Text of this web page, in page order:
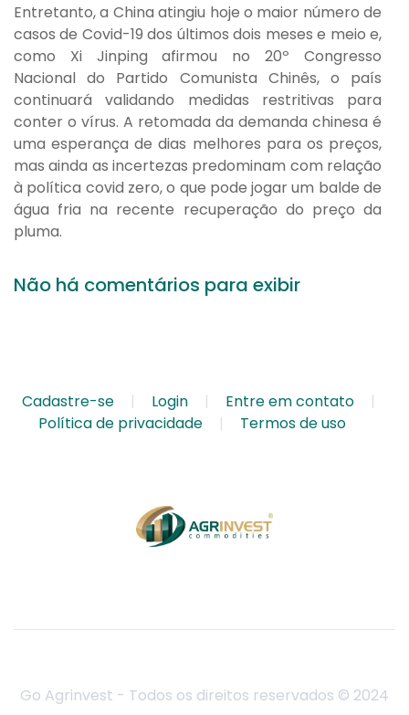
Entretanto, a China atingiu hoje o maior número de
casos de Covid-19 dos últimos dois meses e meio e,
como Xi Jinping afirmou no 20º Congresso
Nacional do Partido Comunista Chinês, o país
continuará validando medidas restritivas para
conter o vírus. A retomada da demanda chinesa é
uma esperança de dias melhores para os preços,
mas ainda as incertezas predominam com relação
à política covid zero, o que pode jogar um balde de
água fria na recente recuperação do preço da
pluma.
Não há comentários para exibir
Cadastre-se Login
Entre em contato
Política de privacidade
Termos de uso
Go Agrinvest - Todos os direitos reservados © 2024